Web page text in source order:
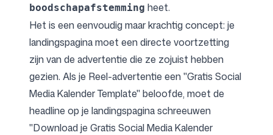
boodschapafstemming heet.
Het is een eenvoudig maar krachtig concept: je
landingspagina moet een directe voortzetting
zijn van de advertentie die ze zojuist hebben
gezien. Als je Reel-advertentie een "Gratis Social
Media Kalender Template" beloofde, moet de
headline op je landingspagina schreeuwen
"Download je Gratis Social Media Kalender